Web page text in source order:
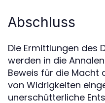
Abschluss
Die Ermittlungen des
werden in die
Beweis für die Macht
von Widrigkeiten
unerschütterliche